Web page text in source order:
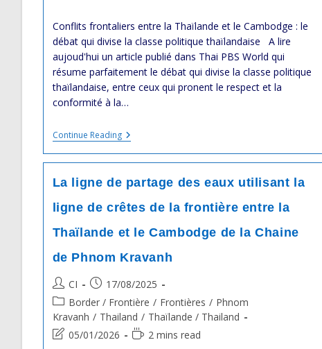
modified:
Conflits frontaliers entre la Thaïlande et le Cambodge : le
débat qui divise la classe politique thaïlandaise A lire
aujoud'hui un article publié dans Thai PBS World qui
résume parfaitement le débat qui divise la classe politique
thaïlandaise, entre ceux qui pronent le respect et la
conformité à la…
Continue ReadingConflits
Frontaliers
Entre
Thaïlande
Et
Le
Cambodge
Le
Qui
La
Classe
Politique
Thaïlandaise
La ligne de partage des eaux utilisant la
ligne de crêtes de la frontière entre la
Thaïlande et le Cambodge de la Chaine
de Phnom Kravanh
Post
author:
CI
Post
published:
17/08/2025
Post
category:
Border / Frontière / Frontières / Phnom
Kravanh / Thailand / Thaïlande / Thailand
Post05/01/2026
Reading2 mins read